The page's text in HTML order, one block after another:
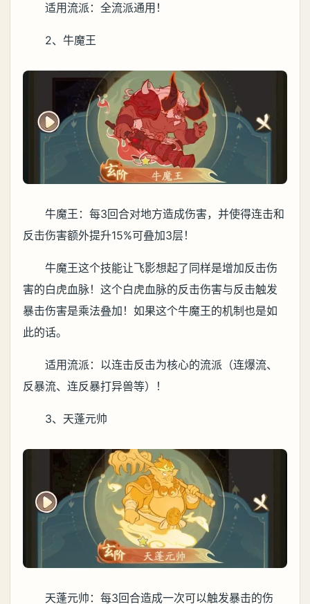
适用流派：全流派通用！
2、牛魔王
牛魔王：每3回合对地方造成伤害，并使得连击和
反击伤害额外提升15%可叠加3层！
牛魔王这个技能让飞影想起了同样是增加反击伤
害的白虎血脉！这个白虎血脉的反击伤害与反击触发
暴击伤害是乘法叠加！如果这个牛魔王的机制也是如
此的话。
适用流派：以连击反击为核心的流派（连爆流、
反暴流、连反暴打异兽等）！
3、天蓬元帅
天蓬元帅：每3回合造成一次可以触发暴击的伤